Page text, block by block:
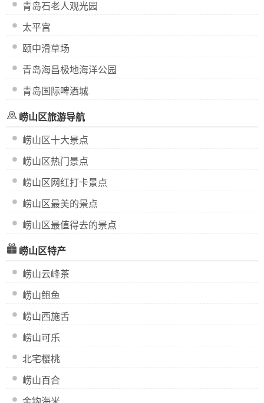
青岛石老人观光园
太平宫
颐中滑草场
青岛海昌极地海洋公园
青岛国际啤酒城
崂山区旅游导航
崂山区十大景点
崂山区热门景点
崂山区网红打卡景点
崂山区最美的景点
崂山区最值得去的景点
崂山区特产
崂山云峰茶
崂山鲍鱼
崂山西施舌
崂山可乐
北宅樱桃
崂山百合